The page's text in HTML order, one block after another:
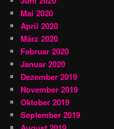
Mai 2020
April 2020
März 2020
Februar 2020
Januar 2020
Dezember 2019
November 2019
Oktober 2019
September 2019